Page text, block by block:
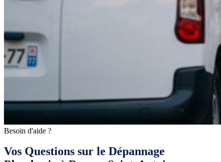
Besoin d'aide ?
Vos Questions sur le Dépannage